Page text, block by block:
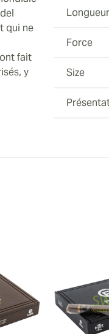
qui ne
fait
y
Longueur
Force
Size